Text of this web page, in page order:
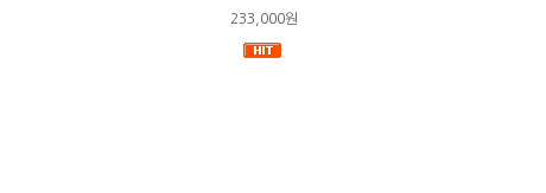
233,000원